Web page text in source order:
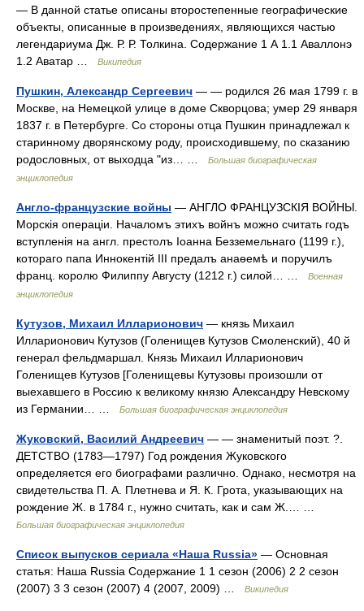
— В данной статье описаны второстепенные географические
объекты, описанные в произведениях, являющихся частью
легендариума Дж. Р. Р. Толкина. Содержание 1 А 1.1 Аваллонэ
1.2 Аватар …
Википедия
Пушкин, Александр Сергеевич — — родился 26 мая 1799 г. в
Москве, на Немецкой улице в доме Скворцова; умер 29 января
1837 г. в Петербурге. Со стороны отца Пушкин принадлежал к
старинному дворянскому роду, происходившему, по сказанию
родословных, от выходца "из… …
Большая биографическая
энциклопедия
Англо-французские войны — АНГЛО ФРАНЦУЗСКІЯ ВОЙНЫ.
Морскія операціи. Началомъ этихъ войнъ можно считать годъ
вступленія на англ. престолъ Іоанна Безземельнаго (1199 г.),
котораго папа Иннокентій III предалъ анаѳемѣ и поручилъ
франц. королю Филиппу Августу (1212 г.) силой… …
Военная
энциклопедия
Кутузов, Михаил Илларионович — князь Михаил
Илларионович Кутузов (Голенищев Кутузов Смоленский), 40 й
генерал фельдмаршал. Князь Михаил Илларионович
Голенищев Кутузов [Голенищевы Кутузовы произошли от
выехавшего в Россию к великому князю Александру Невскому
из Германии… …
Большая биографическая энциклопедия
Жуковский, Василий Андреевич — — знаменитый поэт. ?.
ДЕТСТВО (1783—1797) Год рождения Жуковского
определяется его биографами различно. Однако, несмотря на
свидетельства П. А. Плетнева и Я. К. Грота, указывающих на
рождение Ж. в 1784 г., нужно считать, как и сам Ж.… …
Большая биографическая энциклопедия
Список выпусков сериала «Наша Russia» — Основная
статья: Наша Russia Содержание 1 1 сезон (2006) 2 2 сезон
(2007) 3 3 сезон (2007) 4 (2007, 2009) …
Википедия